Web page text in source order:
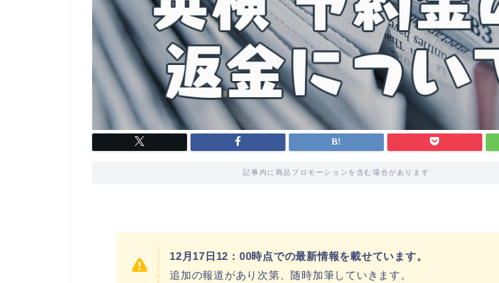
記事内に商品プロモーションを含む場合があります
12月17日12：00時点での最新情報を載せています。
追加の報道があり次第、随時加筆していきます。